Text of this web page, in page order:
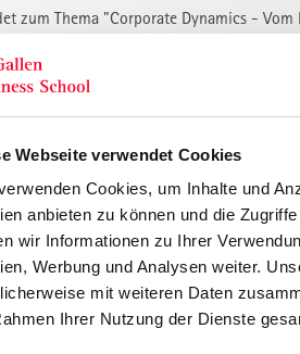
Webseite verwendet Cookies
Cookies, um Inhalte und
anbieten zu können und die
wir Informationen zu Ihrer
Werbung und Analysen weiter.
mit weiteren Daten
Ihrer Nutzung der Dienste
zum Thema "Corporate Dynamics -
Management
fördert die Forschung und Lehre
2012: "Zu Gast bei"
8. November fand bei der MeteoNews
vom 21. September 2012